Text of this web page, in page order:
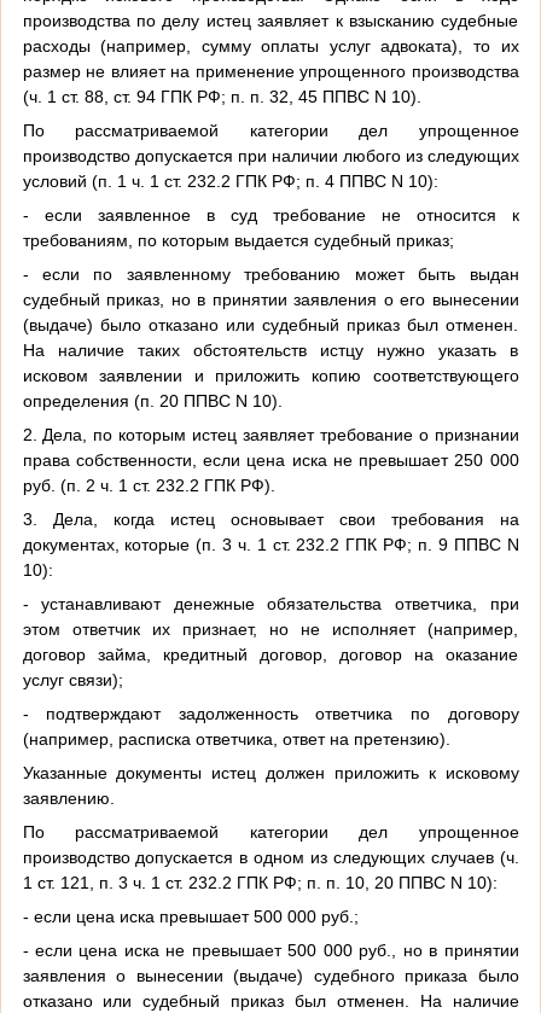
производства по делу истец заявляет к взысканию судебные
расходы (например, сумму оплаты услуг адвоката), то их
размер не влияет на применение упрощенного производства
(ч. 1 ст. 88, ст. 94 ГПК РФ; п. п. 32, 45 ППВС N 10).
По рассматриваемой категории дел упрощенное
производство допускается при наличии любого из следующих
условий (п. 1 ч. 1 ст. 232.2 ГПК РФ; п. 4 ППВС N 10):
- если заявленное в суд требование не относится к
требованиям, по которым выдается судебный приказ;
- если по заявленному требованию может быть выдан
судебный приказ, но в принятии заявления о его вынесении
(выдаче) было отказано или судебный приказ был отменен.
На наличие таких обстоятельств истцу нужно указать в
исковом заявлении и приложить копию соответствующего
определения (п. 20 ППВС N 10).
2. Дела, по которым истец заявляет требование о признании
права собственности, если цена иска не превышает 250 000
руб. (п. 2 ч. 1 ст. 232.2 ГПК РФ).
3. Дела, когда истец основывает свои требования на
документах, которые (п. 3 ч. 1 ст. 232.2 ГПК РФ; п. 9 ППВС N
10):
- устанавливают денежные обязательства ответчика, при
этом ответчик их признает, но не исполняет (например,
договор займа, кредитный договор, договор на оказание
услуг связи);
- подтверждают задолженность ответчика по договору
(например, расписка ответчика, ответ на претензию).
Указанные документы истец должен приложить к исковому
заявлению.
По рассматриваемой категории дел упрощенное
производство допускается в одном из следующих случаев (ч.
1 ст. 121, п. 3 ч. 1 ст. 232.2 ГПК РФ; п. п. 10, 20 ППВС N 10):
- если цена иска превышает 500 000 руб.;
- если цена иска не превышает 500 000 руб., но в принятии
заявления о вынесении (выдаче) судебного приказа было
отказано или судебный приказ был отменен. На наличие